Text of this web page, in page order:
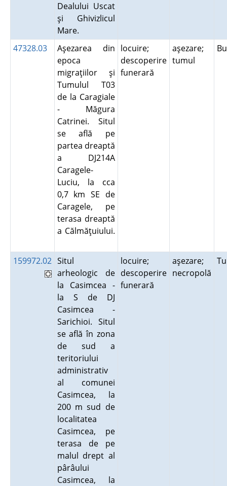
Dealului Uscat
şi Ghivizlicul
Mare.
47328.03
Aşezarea din
epoca
migraţiilor şi
Tumulul T03
de la Caragiale
- Măgura
Catrinei. Situl
se află pe
partea dreaptă
a DJ214A
Caragele-
Luciu, la cca
0,7 km SE de
Caragele, pe
terasa dreaptă
a Călmăţuiului.
locuire;
descoperire
funerară
aşezare;
tumul
159972.02 Situl
arheologic de
la Casimcea -
la S de DJ
Casimcea -
Sarichioi. Situl
se află în zona
de sud a
teritoriului
administrativ
al comunei
Casimcea, la
200 m sud de
localitatea
Casimcea, pe
terasa de pe
malul drept al
pârâului
Casimcea, la
locuire;
descoperire
funerară
aşezare;
necropolă